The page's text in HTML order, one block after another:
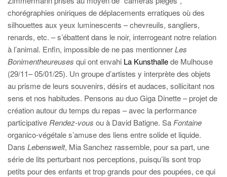
chorégraphies oniriques de déplacements erratiques où des
silhouettes aux yeux luminescents – chevreuils, sangliers,
renards, etc. – s’ébattent dans le noir, interrogeant notre relation
à l’animal. Enfin, impossible de ne pas mentionnerLes
Bonimentheureuses qui ont envahi La Kunsthallede Mulhouse
(29/11– 05/01/25). Un groupe d’artistes y interprète des objets
au prisme de leurs souvenirs, désirs et audaces, sollicitant nos
sens et nos habitudes. Pensons au duo Giga Dinette – projet de
création autour du temps du repas – avec la performance
participative Rendez-vous ou à David Batigne. Sa Fontaine
organico-végétale s’amuse des liens entre solide et liquide.
Dans Lebenswelt, Mia Sanchez rassemble, pour sa part, une
série de lits perturbant nos perceptions, puisqu’ils sont trop
petits pour des enfants et trop grands pour des poupées, ce qui